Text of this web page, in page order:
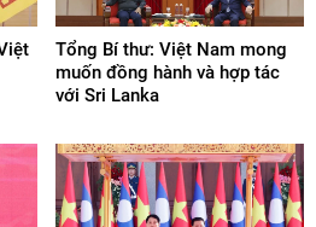
Tổng Bí thư: Việt Nam mong
muốn đồng hành và hợp tác
với Sri Lanka